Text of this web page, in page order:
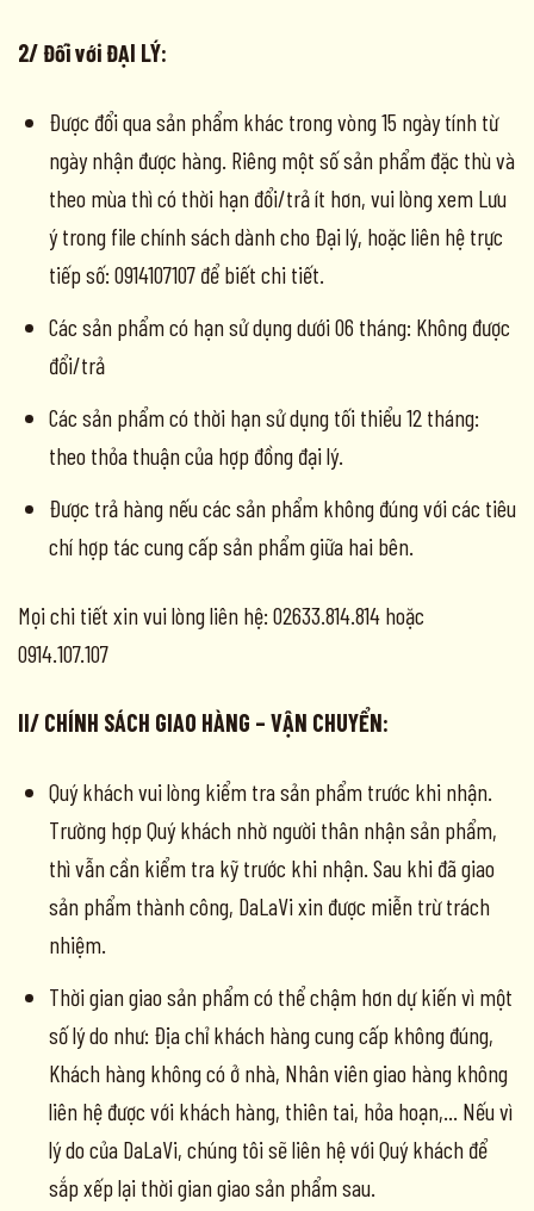
2/ Đối với ĐẠI LÝ:
Được đổi qua sản phẩm khác trong vòng 15 ngày tính từ
ngày nhận được hàng. Riêng một số sản phẩm đặc thù và
theo mùa thì có thời hạn đổi/trả ít hơn, vui lòng xem Lưu
ý trong file chính sách dành cho Đại lý, hoặc liên hệ trực
tiếp số: 0914107107 để biết chi tiết.
Các sản phẩm có hạn sử dụng dưới 06 tháng: Không được
đổi/trả
Các sản phẩm có thời hạn sử dụng tối thiểu 12 tháng:
theo thỏa thuận của hợp đồng đại lý.
Được trả hàng nếu các sản phẩm không đúng với các tiêu
chí hợp tác cung cấp sản phẩm giữa hai bên.
Mọi chi tiết xin vui lòng liên hệ: 02633.814.814 hoặc
0914.107.107
II/ CHÍNH SÁCH GIAO HÀNG – VẬN CHUYỂN:
Quý khách vui lòng kiểm tra sản phẩm trước khi nhận.
Trường hợp Quý khách nhờ người thân nhận sản phẩm,
thì vẫn cần kiểm tra kỹ trước khi nhận. Sau khi đã giao
sản phẩm thành công, DaLaVi xin được miễn trừ trách
nhiệm.
Thời gian giao sản phẩm có thể chậm hơn dự kiến vì một
số lý do như: Địa chỉ khách hàng cung cấp không đúng,
Khách hàng không có ở nhà, Nhân viên giao hàng không
liên hệ được với khách hàng, thiên tai, hỏa hoạn,… Nếu vì
lý do của DaLaVi, chúng tôi sẽ liên hệ với Quý khách để
sắp xếp lại thời gian giao sản phẩm sau.